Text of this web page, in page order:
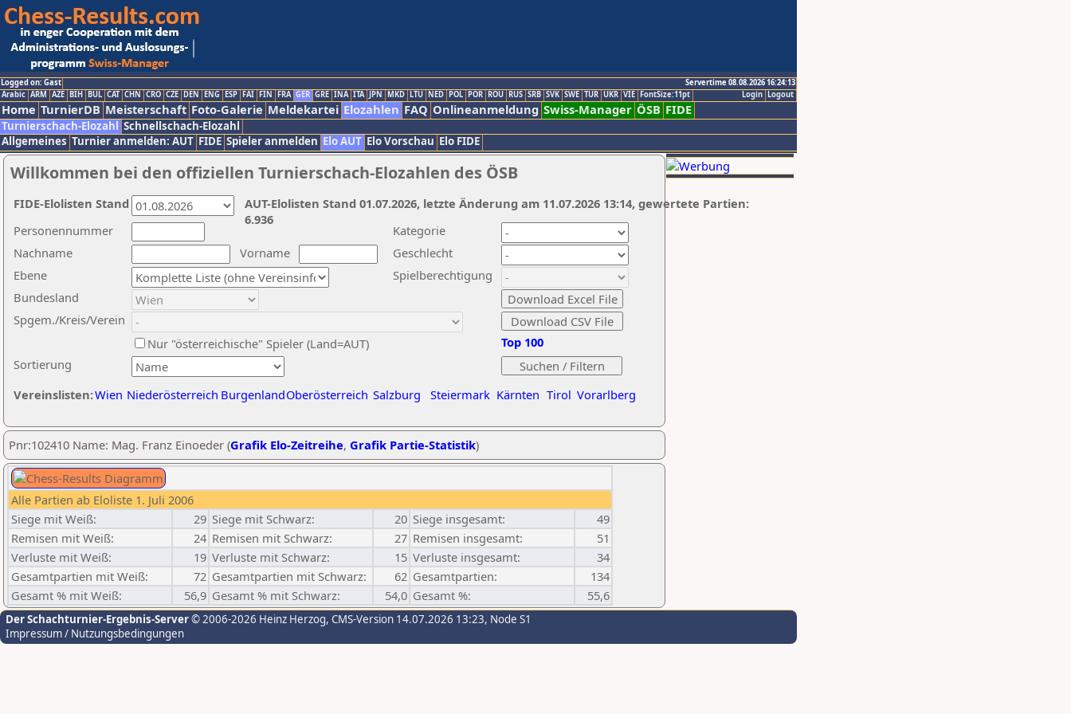
Logged on: Gast
Servertime 08.08.2026 16:24:13
Logout
Login
Arabic ARM AZE BIH BUL CAT CHN CRO CZE DEN ENG ESP FAI FIN FRA GER GRE INA ITA JPN MKD LTU NED POL POR ROU RUS SRB SVK SWE TUR UKR VIE FontSize:11pt
Home TurnierDB Meisterschaft Foto-Galerie Meldekartei Elozahlen FAQ Onlineanmeldung Swiss-Manager ÖSB FIDE
Turnierschach-Elozahl Schnellschach-Elozahl
Allgemeines Turnier anmelden: AUT FIDE Spieler anmelden Elo AUT Elo Vorschau Elo FIDE
Willkommen bei den offiziellen Turnierschach-Elozahlen des ÖSB
Nachname
Vorname
Ebene
Kategorie
Sortierung
Personennummer
Bundesland
Spgem./Kreis/Verein
Geschlecht
Nur "österreichische" Spieler (Land=AUT)
Spielberechtigung
Vereinslisten:Wien Niederösterreich BurgenlandOberösterreich Salzburg Steiermark Kärnten Tirol Vorarlberg
Top 100
AUT-Elolisten Stand 01.07.2026, letzte Änderung am 11.07.2026 13:14, gewertete Partien:
6.936
FIDE-Elolisten Stand
Pnr:102410 Name: Mag. Franz Einoeder (Grafik Elo-Zeitreihe, Grafik Partie-Statistik)
Alle Partien ab Eloliste 1. Juli 2006
Siege mit Weiß:
29 Siege mit Schwarz: 20 Siege insgesamt:
49
Remisen mit Weiß:
24 Remisen mit Schwarz: 27 Remisen insgesamt:
51
Verluste mit Weiß:
19 Verluste mit Schwarz: 15 Verluste insgesamt:
34
Gesamtpartien mit Weiß:
72 Gesamtpartien mit Schwarz: 62 Gesamtpartien:
134
Gesamt % mit Weiß:
56,9 Gesamt % mit Schwarz: 54,0 Gesamt %: 55,6
Der Schachturnier-Ergebnis-Server© 2006-2026 Heinz Herzog, CMS-Version 14.07.2026 13:23, Node S1
Impressum / Nutzungsbedingungen